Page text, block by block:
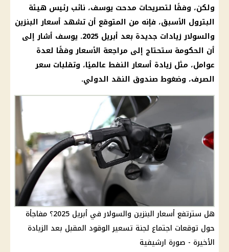
ولكن، وفقًا لتصريحات مدحت يوسف، نائب رئيس هيئة
البترول الأسبق، فإنه من المتوقع أن تشهد أسعار البنزين
والسولار
زيادات جديدة بعد أبريل 2025. يوسف أشار إلى
أن الحكومة ستحتاج إلى مراجعة الأسعار وفقًا لعدة
عوامل، مثل زيادة أسعار النفط عالميًا، وتقلبات سعر
الصرف، وضغوط صندوق النقد الدولي.
هل سترتفع أسعار البنزين والسولار في أبريل 2025؟ مفاجأة
حول توقعات اجتماع لجنة تسعير الوقود المقبل بعد الزيادة
الأخيرة - صورة ارشيفية